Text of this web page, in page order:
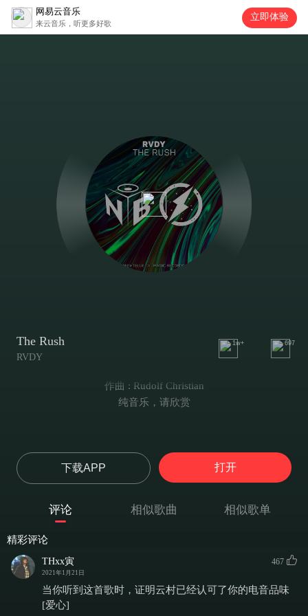
网易云音乐
来云音乐，听更多好歌
立即体验
The Rush
RVDY
1w+ 697
作曲 : Rudolf Christian
纯音乐，请欣赏
下载APP 打开
评论 相似歌曲 相似歌单
精彩评论
THxx寅
2021年1月21日
467
当你听到这首歌时，证明云村已经认可了你的电音品味
[爱心]